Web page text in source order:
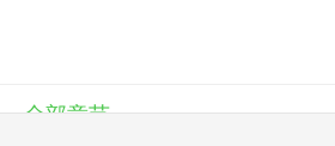
全部章节